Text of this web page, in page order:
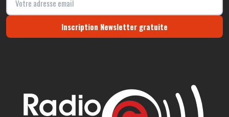
Inscription Newsletter gratuite